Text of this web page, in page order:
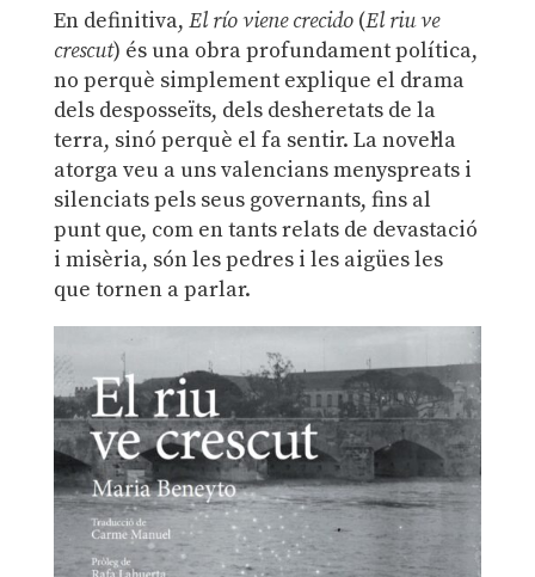
En definitiva, El río viene crecido(El riu ve
crescut) és una obra profundament política,
no perquè simplement explique el drama
dels desposseïts, dels desheretats de la
terra, sinó perquè el fa sentir. La novel·la
atorga veu a uns valencians menyspreats i
silenciats pels seus governants, fins al
punt que, com en tants relats de devastació
i misèria, són les pedres i les aigües les
que tornen a parlar.